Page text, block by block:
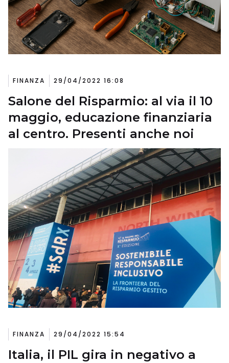
FINANZA 29/04/2022 16:08
Salone del Risparmio: al via il 10
maggio, educazione finanziaria
al centro. Presenti anche noi
FINANZA 29/04/2022 15:54
Italia, il PIL gira in negativo a